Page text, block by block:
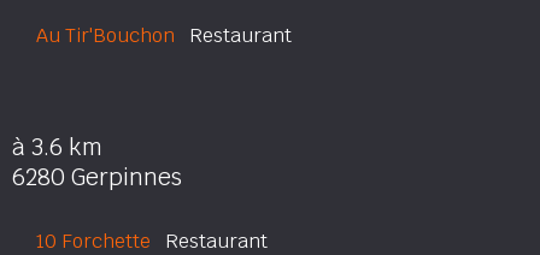
Au Tir'Bouchon Restaurant
à 3.6 km
6280 Gerpinnes
10 Forchette Restaurant